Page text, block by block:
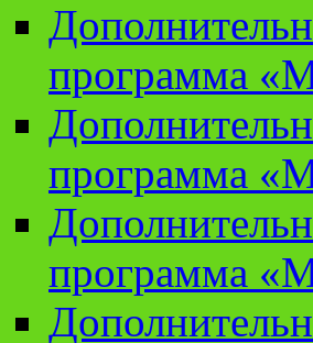
программа
программа
программа